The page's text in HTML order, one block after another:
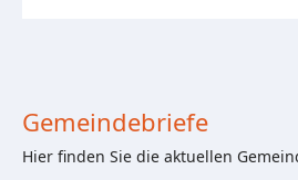
Gemeindebriefe
Hier finden Sie die aktuellen